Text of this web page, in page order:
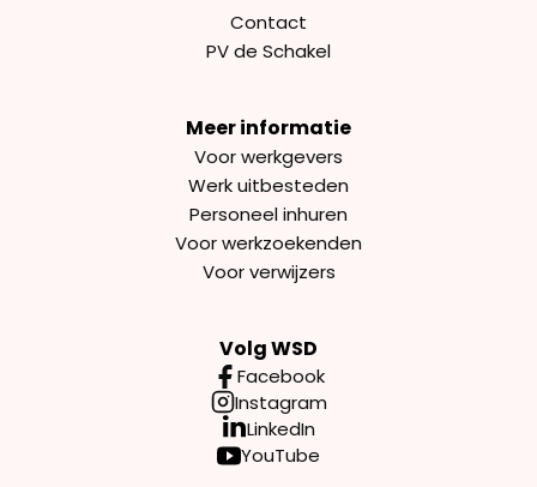
Contact
PV de Schakel
Meer informatie
Voor werkgevers
Werk uitbesteden
Personeel inhuren
Voor werkzoekenden
Voor verwijzers
Volg WSD
Facebook
Instagram
LinkedIn
YouTube